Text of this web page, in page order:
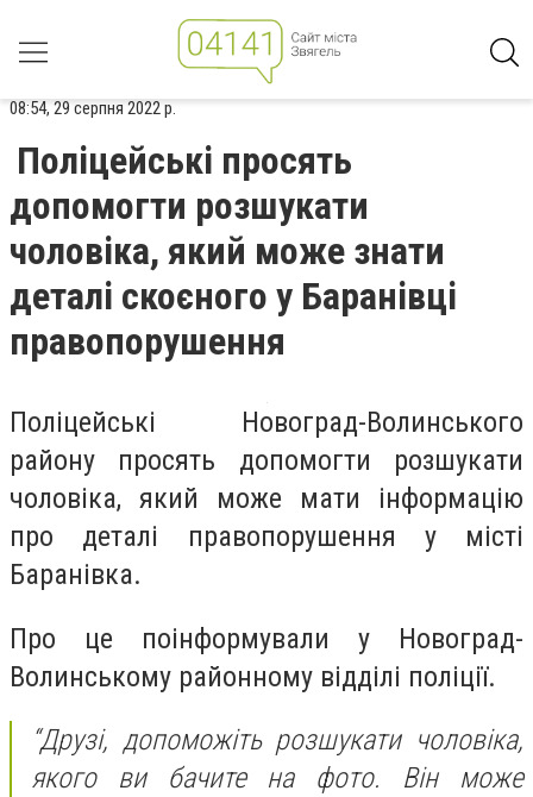
08:54, 29 серпня 2022 р.
Поліцейські просять
допомогти розшукати
чоловіка, який може знати
деталі скоєного у Баранівці
правопорушення
Поліцейські Новоград-Волинського
району просять допомогти розшукати
чоловіка, який може мати інформацію
про деталі правопорушення у місті
Баранівка.
Про це поінформували у Новоград-
Волинському районному відділі поліції.
“Друзі, допоможіть розшукати чоловіка,
якого ви бачите на фото. Він може